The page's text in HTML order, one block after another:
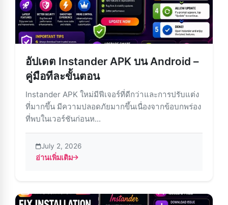
อัปเดต Instander APK บน Android –
คู่มือทีละขั้นตอน
Instander APK ใหม่มีฟีเจอร์ที่ดีกว่าและการปรับแต่ง
ที่มากขึ้น มีความปลอดภัยมากขึ้นเนื่องจากข้อบกพร่อง
ที่พบในเวอร์ชันก่อนห...
July 2, 2026
อ่านเพิ่มเติม
about อัปเดต Instander APK บน Android – คู่มือทีละขั้นต